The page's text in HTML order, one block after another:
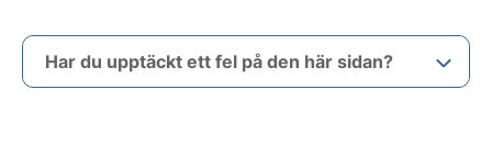
Har du upptäckt ett fel på den här sidan?